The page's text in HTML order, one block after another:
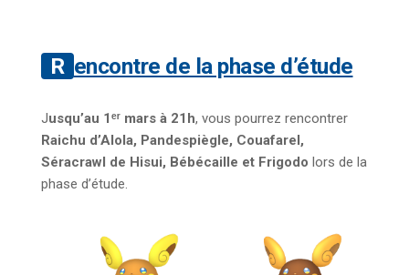
Rencontre de la phase d’étude
Jusqu’au 1ᵉʳ mars à 21h, vous pourrez rencontrer
Raichu d’Alola, Pandespiègle, Couafarel,
Séracrawl de Hisui, Bébécaille et Frigodo lors de la
phase d’étude.